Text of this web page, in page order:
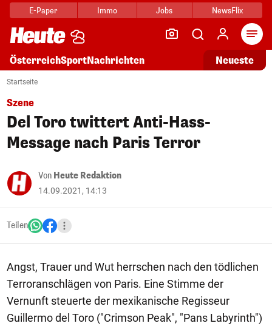
E-Paper Immo Jobs NewsFlix
ÖsterreichSportNachrichten Neueste
Startseite
Szene
Del Toro twittert Anti-Hass-
Message nach Paris Terror
Von Heute Redaktion
14.09.2021, 14:13
Teilen
Angst, Trauer und Wut herrschen nach den tödlichen
Terroranschlägen von Paris. Eine Stimme der
Vernunft steuerte der mexikanische Regisseur
Guillermo del Toro ("Crimson Peak", "Pans Labyrinth")